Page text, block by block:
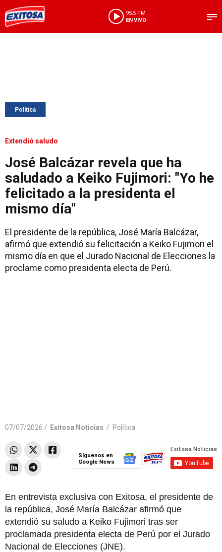
95.5 FM
EN VIVO
Política
Extendió saludo
José Balcázar revela que ha
saludado a Keiko Fujimori: "Yo he
felicitado a la presidenta el
mismo día"
El presidente de la república, José María Balcázar,
afirmó que extendió su felicitación a Keiko Fujimori el
mismo día en que el Jurado Nacional de Elecciones la
proclame como presidenta electa de Perú.
07/07/2026 / Exitosa Noticias / Política
Síguenos en
Google News
En entrevista exclusiva con Exitosa, el presidente de
la república, José María Balcázar afirmó que
extendió su saludo a Keiko Fujimori tras ser
proclamada presidenta electa de Perú por el Jurado
Nacional de Elecciones (JNE).